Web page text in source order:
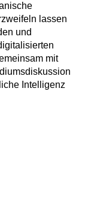
lassen
und
mit
Intelligenz